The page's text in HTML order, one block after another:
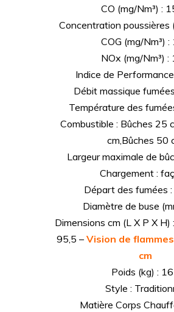
CO (mg/Nm³) :
Concentration poussières
COG (mg/Nm³) :
NOx (mg/Nm³) :
Indice de
Débit massique
Température des
Combustible : Bûches 25
cm,Bûches 50
Largeur maximale de
Chargement :
Départ des fumées
Diamètre de buse
Dimensions cm (L X P X
95,5 – Vision de
cm
Poids (kg) :
Style :
Matière Corps